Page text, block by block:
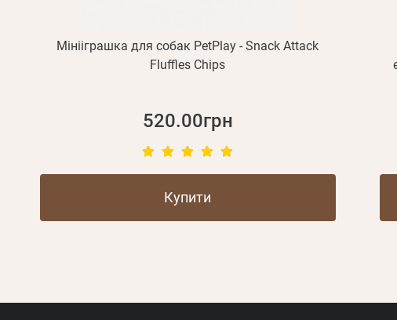
Мінііграшка для собак PetPlay - Snack Attack
Fluffles Chips
520.00грн
Купити